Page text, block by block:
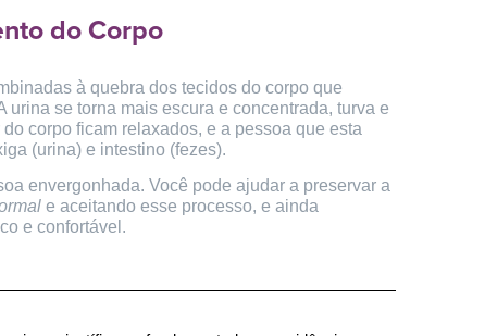
do Corpo
à quebra dos tecidos do corpo que
se torna mais escura e concentrada, turva e
corpo ficam relaxados, e a pessoa que esta
(urina) e intestino (fezes).
envergonhada. Você pode ajudar a preservar a
e aceitando esse processo, e ainda
e confortável.